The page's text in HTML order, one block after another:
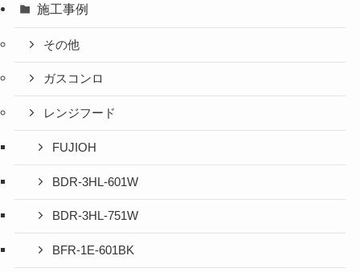
施工事例
その他
ガスコンロ
レンジフード
FUJIOH
BDR-3HL-601W
BDR-3HL-751W
BFR-1E-601BK